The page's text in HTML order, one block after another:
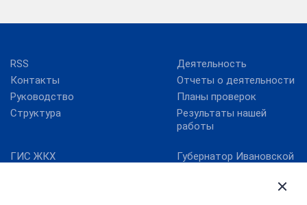
RSS
Контакты
Руководство
Структура
Деятельность
Отчеты о деятельности
Планы проверок
Результаты нашей
работы
ГИС ЖКХ
Губернатор Ивановской